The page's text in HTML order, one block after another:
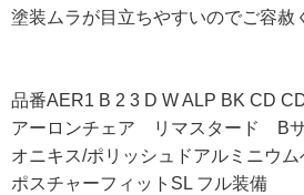
塗装ムラが目立ちやすいのでご容赦
品番AER1 B 2 3 D W ALP BK CD
アーロンチェア リマスタード B
オニキス/ポリッシュドアルミニウム
ポスチャーフィットSL フル装備